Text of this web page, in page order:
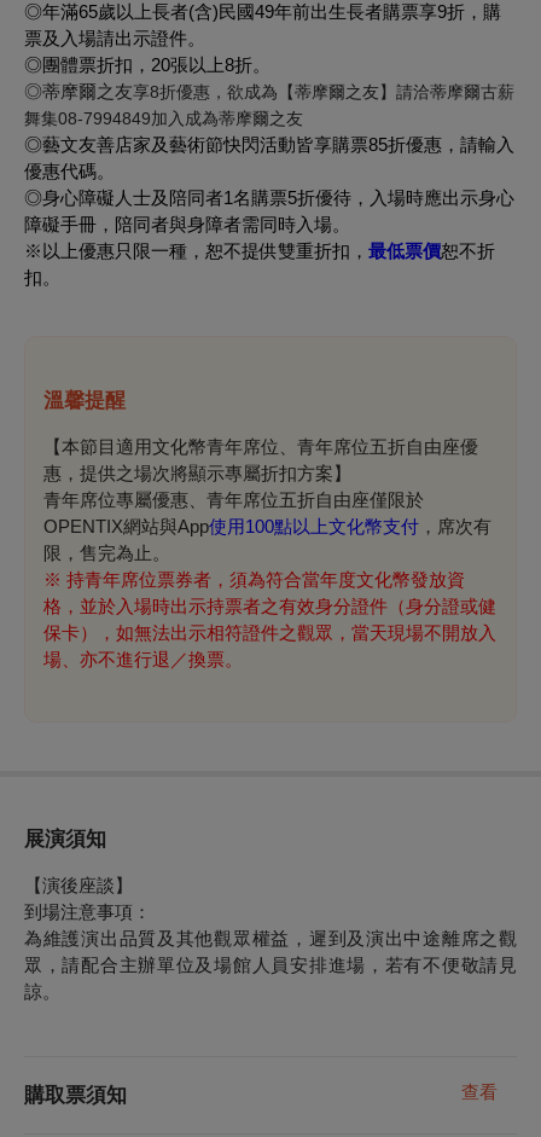
◎年滿65歲以上長者(含)民國49年前出生長者購票享9折，購
票及入場請出示證件。
◎團體票折扣，20張以上8折。
◎蒂摩爾之友享8折優惠，欲成為【蒂摩爾之友】請洽蒂摩爾古薪
舞集08-7994849加入成為蒂摩爾之友
◎藝文友善店家及藝術節快閃活動皆享購票85折優惠，請輸入
優惠代碼。
◎身心障礙人士及陪同者1名購票5折優待，入場時應出示身心
障礙手冊，陪同者與身障者需同時入場。
※以上優惠只限一種，恕不提供雙重折扣， 最低票價恕不折
扣。
溫馨提醒
【本節目適用文化幣青年席位、青年席位五折自由座優
惠，提供之場次將顯示專屬折扣方案】
青年席位專屬優惠、青年席位五折自由座僅限於
OPENTIX網站與App使用100點以上文化幣支付 ，席次有
限，售完為止。
※ 持青年席位票券者，須為符合當年度文化幣發放資
格，並於入場時出示持票者之有效身分證件（身分證或健
保卡），如無法出示相符證件之觀眾，當天現場不開放入
場、亦不進行退／換票。
展演須知
【演後座談】
到場注意事項：
為維護演出品質及其他觀眾權益，遲到及演出中途離席之觀
眾，請配合主辦單位及場館人員安排進場，若有不便敬請見
諒。
購取票須知 查看